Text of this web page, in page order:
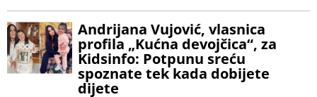
Andrijana Vujović, vlasnica
profila „Kućna devojčica“, za
Kidsinfo: Potpunu sreću
spoznate tek kada dobijete
dijete